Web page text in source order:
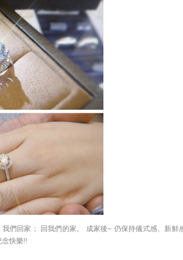
們回家； 回我們的家。 成家後~ 仍保持儀式感、新鮮
快樂!!